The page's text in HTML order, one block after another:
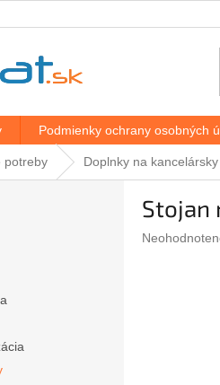
Podmienky ochrany osobných
potreby Doplnky na
Stojan
Priemerné